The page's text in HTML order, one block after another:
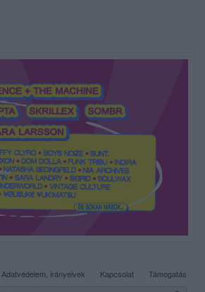
Adatvédelem, irányelvek Kapcsolat Támogatás